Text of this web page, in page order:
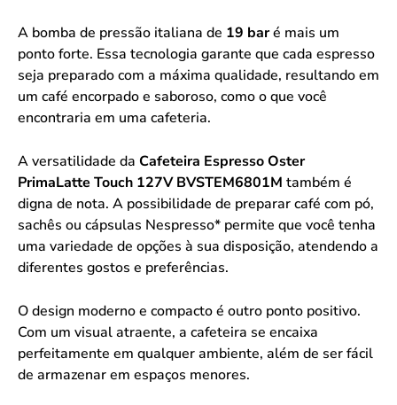
A bomba de pressão italiana de 19 baré mais um
ponto forte. Essa tecnologia garante que cada espresso
seja preparado com a máxima qualidade, resultando em
um café encorpado e saboroso, como o que você
encontraria em uma cafeteria.
A versatilidade da Cafeteira Espresso Oster
PrimaLatte Touch 127V BVSTEM6801M também é
digna de nota. A possibilidade de preparar café com pó,
sachês ou cápsulas Nespresso* permite que você tenha
uma variedade de opções à sua disposição, atendendo a
diferentes gostos e preferências.
O design moderno e compacto é outro ponto positivo.
Com um visual atraente, a cafeteira se encaixa
perfeitamente em qualquer ambiente, além de ser fácil
de armazenar em espaços menores.